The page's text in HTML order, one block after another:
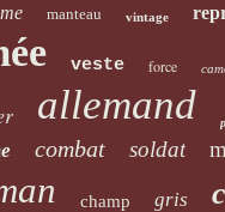
manteau vintage
veste force
allemand
combat soldat
champ gris